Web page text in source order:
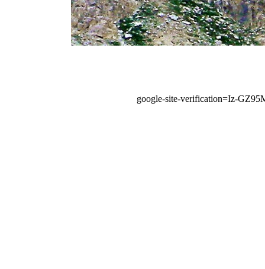
google-site-verification=Iz-